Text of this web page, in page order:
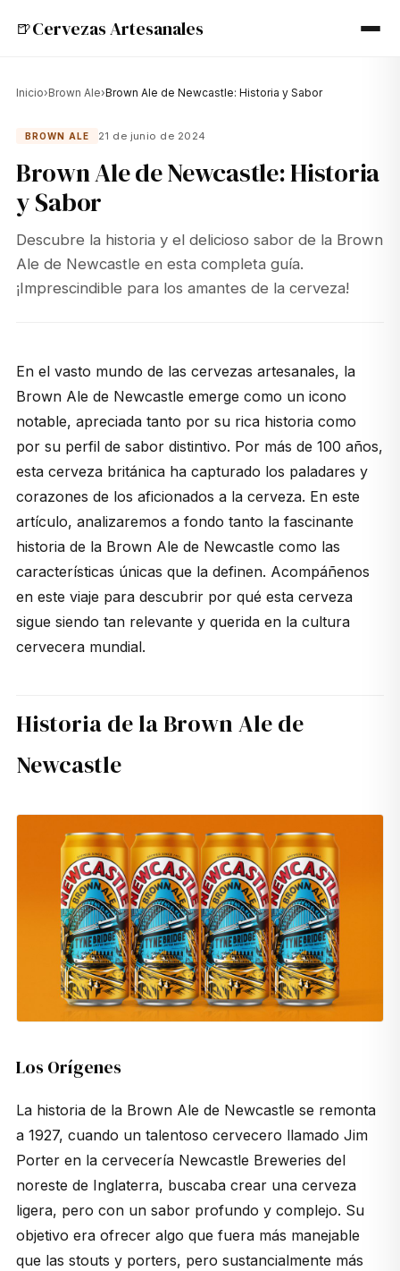
🍺Cervezas Artesanales
Inicio›Brown Ale›Brown Ale de Newcastle: Historia y Sabor
BROWN ALE 21 de junio de 2024
Brown Ale de Newcastle: Historia
y Sabor
Descubre la historia y el delicioso sabor de la Brown
Ale de Newcastle en esta completa guía.
¡Imprescindible para los amantes de la cerveza!
En el vasto mundo de las cervezas artesanales, la
Brown Ale de Newcastle emerge como un icono
notable, apreciada tanto por su rica historia como
por su perfil de sabor distintivo. Por más de 100 años,
esta cerveza británica ha capturado los paladares y
corazones de los aficionados a la cerveza. En este
artículo, analizaremos a fondo tanto la fascinante
historia de la Brown Ale de Newcastle como las
características únicas que la definen. Acompáñenos
en este viaje para descubrir por qué esta cerveza
sigue siendo tan relevante y querida en la cultura
cervecera mundial.
Historia de la Brown Ale de
Newcastle
Los Orígenes
La historia de la Brown Ale de Newcastle se remonta
a 1927, cuando un talentoso cervecero llamado Jim
Porter en la cervecería Newcastle Breweries del
noreste de Inglaterra, buscaba crear una cerveza
ligera, pero con un sabor profundo y complejo. Su
objetivo era ofrecer algo que fuera más manejable
que las stouts y porters, pero sustancialmente más